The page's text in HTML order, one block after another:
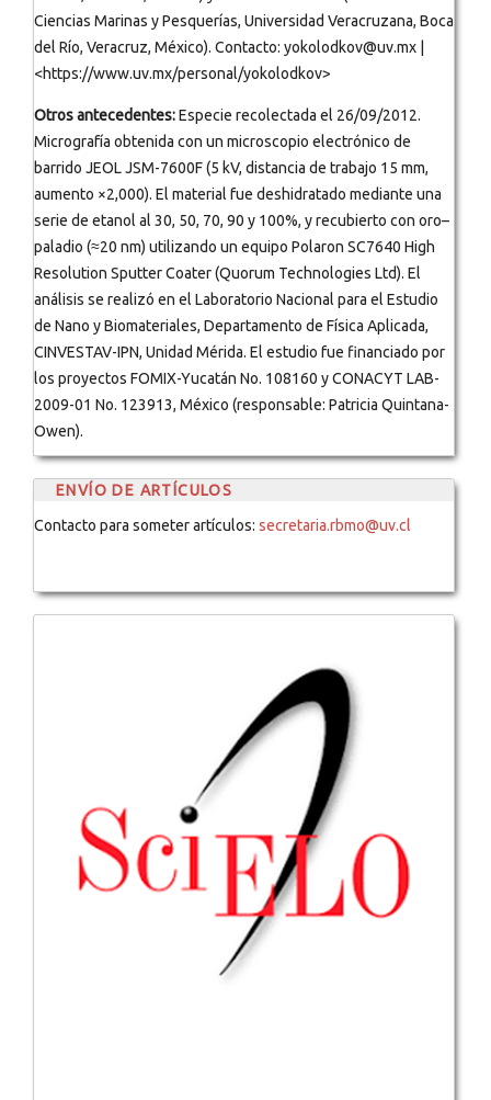
Ciencias Marinas y Pesquerías, Universidad Veracruzana, Boca
del Río, Veracruz, México). Contacto: yokolodkov@uv.mx |
<https://www.uv.mx/personal/yokolodkov>
Otros antecedentes:Especie recolectada el 26/09/2012.
Micrografía obtenida con un microscopio electrónico de
barrido JEOL JSM-7600F (5 kV, distancia de trabajo 15 mm,
aumento ×2,000). El material fue deshidratado mediante una
serie de etanol al 30, 50, 70, 90 y 100%, y recubierto con oro–
paladio (≈20 nm) utilizando un equipo Polaron SC7640 High
Resolution Sputter Coater (Quorum Technologies Ltd). El
análisis se realizó en el Laboratorio Nacional para el Estudio
de Nano y Biomateriales, Departamento de Física Aplicada,
CINVESTAV-IPN, Unidad Mérida. El estudio fue financiado por
los proyectos FOMIX-Yucatán No. 108160 y CONACYT LAB-
2009-01 No. 123913, México (responsable: Patricia Quintana-
Owen).
ENVÍO DE ARTÍCULOS
Contacto para someter artículos: secretaria.rbmo@uv.cl